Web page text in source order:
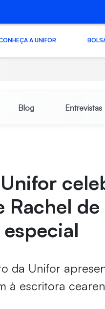
A UNIFOR
Blog Entrevistas
Rachel
da Unifor
à escritora